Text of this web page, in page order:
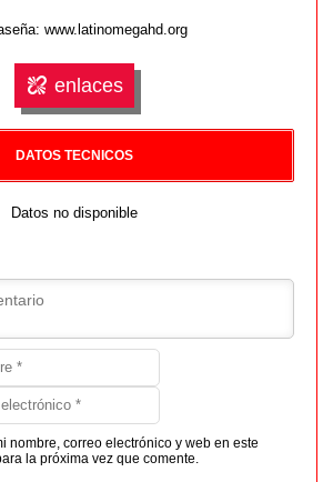
www.latinomegahd.org
enlaces
DATOS TECNICOS
Datos no disponible
nombre, correo electrónico y web en este
la próxima vez que comente.